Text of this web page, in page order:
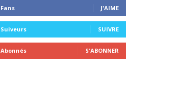
Fans J'AIME
Suiveurs SUIVRE
Abonnés S'ABONNER